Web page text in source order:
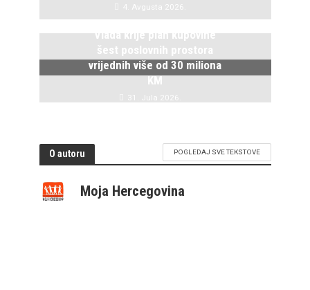
4. Avgusta 2026.
Vlada krije plan kupovine
šest poslovnih prostora
vrijednih više od 30 miliona
KM
31. Jula 2026.
O autoru POGLEDAJ SVE TEKSTOVE
Moja Hercegovina